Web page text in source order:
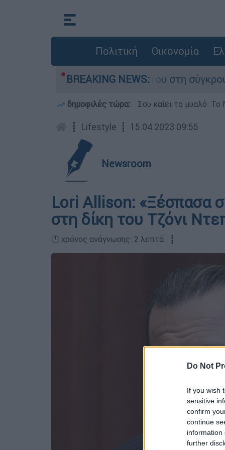
Do Not
If you wish
sensitive
confirm
continue
information
further
Πολιτική Οικονομία
BREAKING NEWS:
που έχασε τη ζωή του στη σύγκρουση
δημοφιλές τώρα: Σου καίει το μυαλό:
┋ Lifestyle ┋ 15.04.2023 09:55
Newsroom
Lori Allison: «Ξέσπασα
στη δίκη του Τζόνι
🕛 χρόνος ανάγνωσης: 2 λεπτά ┋